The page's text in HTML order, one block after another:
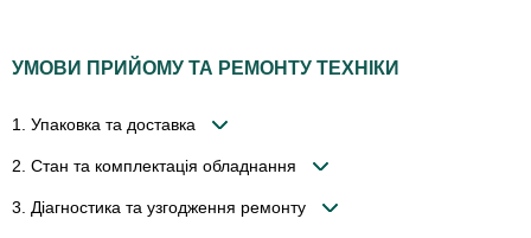
УМОВИ ПРИЙОМУ ТА РЕМОНТУ ТЕХНІКИ
1. Упаковка та доставка
2. Стан та комплектація обладнання
3. Діагностика та узгодження ремонту